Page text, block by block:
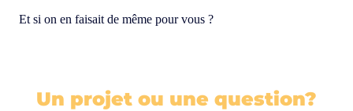
Et si on en faisait de même pour vous ?
Un projet ou une question?